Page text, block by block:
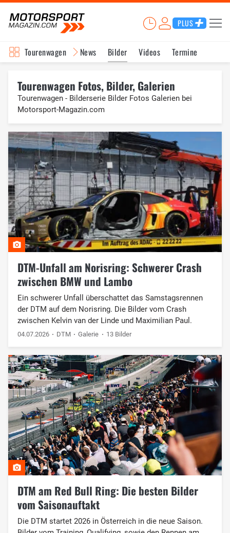
PLUS
Tourenwagen News Bilder Videos Termine
Tourenwagen Fotos, Bilder, Galerien
Tourenwagen - Bilderserie Bilder Fotos Galerien bei
Motorsport-Magazin.com
DTM-Unfall am Norisring: Schwerer Crash
zwischen BMW und Lambo
Ein schwerer Unfall überschattet das Samstagsrennen
der DTM auf dem Norisring. Die Bilder vom Crash
zwischen Kelvin van der Linde und Maximilian Paul.
04.07.2026 DTM Galerie 13 Bilder
DTM am Red Bull Ring: Die besten Bilder
vom Saisonauftakt
Die DTM startet 2026 in Österreich in die neue Saison.